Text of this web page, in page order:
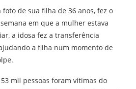
foto de sua filha de 36 anos, fez o
em que a mulher estava
a idosa fez a transferência
a filha num momento de
mil pessoas foram vítimas do